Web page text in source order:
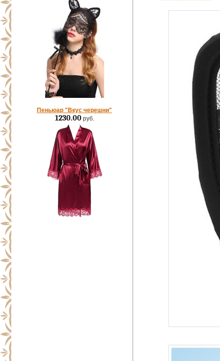
Пеньюар "Вкус черешни"
1230.00руб.